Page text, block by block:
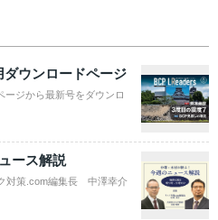
ダウンロードページ
ージから最新号をダウンロ
ース解説
対策.com編集長 中澤幸介